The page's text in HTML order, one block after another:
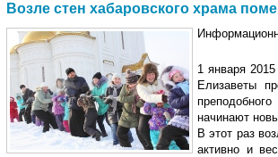
Возле стен хабаровского храма
1 января
Елизаветы
начинают
В этот раз
активно и